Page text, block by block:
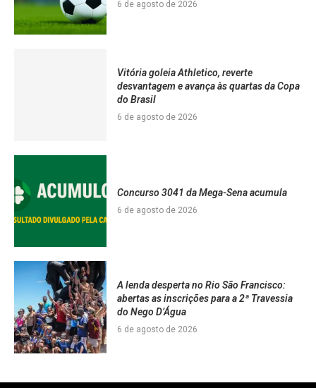
6 de agosto de 2026
Vitória goleia Athletico, reverte
desvantagem e avança às quartas da Copa
do Brasil
6 de agosto de 2026
Concurso 3041 da Mega-Sena acumula
6 de agosto de 2026
A lenda desperta no Rio São Francisco:
abertas as inscrições para a 2ª Travessia
do Nego D’Água
6 de agosto de 2026